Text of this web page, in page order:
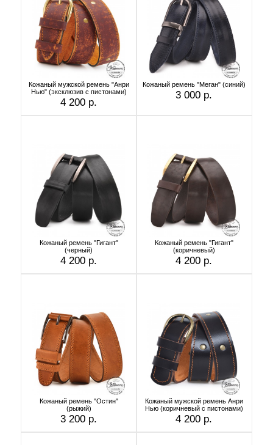
Кожаный мужской ремень "Анри
Нью" (эксклюзив с пистонами)
4 200 р.
Кожаный ремень "Меган" (синий)
3 000 р.
Кожаный ремень "Гигант"
(черный)
4 200 р.
Кожаный ремень "Гигант"
(коричневый)
4 200 р.
Кожаный ремень "Остин"
(рыжий)
3 200 р.
Кожаный мужской ремень Анри
Нью (коричневый с пистонами)
4 200 р.